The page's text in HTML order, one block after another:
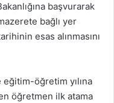
başvurarak
bağlı yer
esas alınmasını
öğretim yılına
öğretmen ilk atama